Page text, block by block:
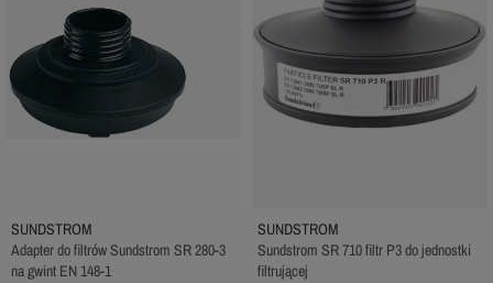
SUNDSTROM
Adapter do filtrów Sundstrom SR 280-3
na gwint EN 148-1
SUNDSTROM
Sundstrom SR 710 filtr P3 do jednostki
filtrującej